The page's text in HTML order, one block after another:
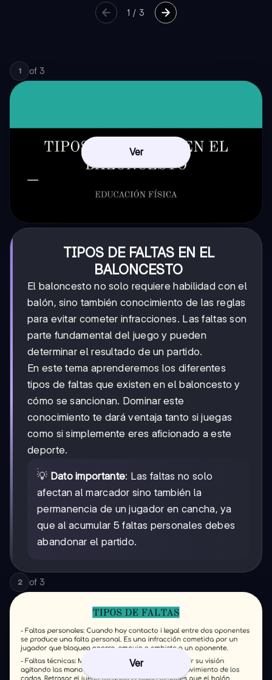
1 / 3
1 of 3
Ver
TIPOS DE FALTAS EN EL
BALONCESTO
El baloncesto no solo requiere habilidad con el
balón, sino también conocimiento de las reglas
para evitar cometer infracciones. Las faltas son
parte fundamental del juego y pueden
determinar el resultado de un partido.
En este tema aprenderemos los diferentes
tipos de faltas que existen en el baloncesto y
cómo se sancionan. Dominar este
conocimiento te dará ventaja tanto si juegas
como si simplemente eres aficionado a este
deporte.
💡 Dato importante: Las faltas no solo
afectan al marcador sino también la
permanencia de un jugador en cancha, ya
que al acumular 5 faltas personales debes
abandonar el partido.
2 of 3
Ver